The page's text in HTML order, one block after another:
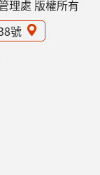
理處 版權所有
號